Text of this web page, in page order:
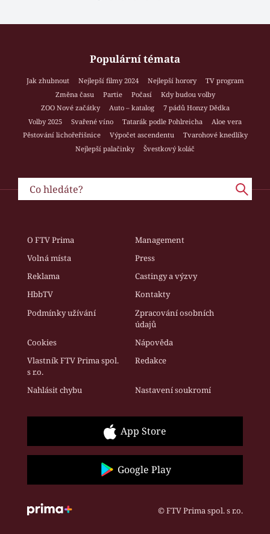
Populární témata
Jak zhubnout Nejlepší filmy 2024 Nejlepší horory
TV program
Změna času
Partie Počasí
Kdy budou volby
ZOO Nové začátky
Auto – katalog
7 pádů Honzy Dědka
Volby 2025
Svařené víno Tatarák podle Pohlreicha
Aloe vera
Pěstování lichořeřišnice
Výpočet ascendentu
Tvarohové knedlíky
Nejlepší palačinky
Švestkový koláč
O FTV Prima
Management
Volná místa
Press
Reklama
Castingy a výzvy
HbbTV
Kontakty
Podmínky užívání
Zpracování osobních
údajů
Cookies
Nápověda
Vlastník FTV Prima spol.
s r.o.
Redakce
Nahlásit chybu Nastavení soukromí
App Store
Google Play
© FTV Prima spol. s r.o.